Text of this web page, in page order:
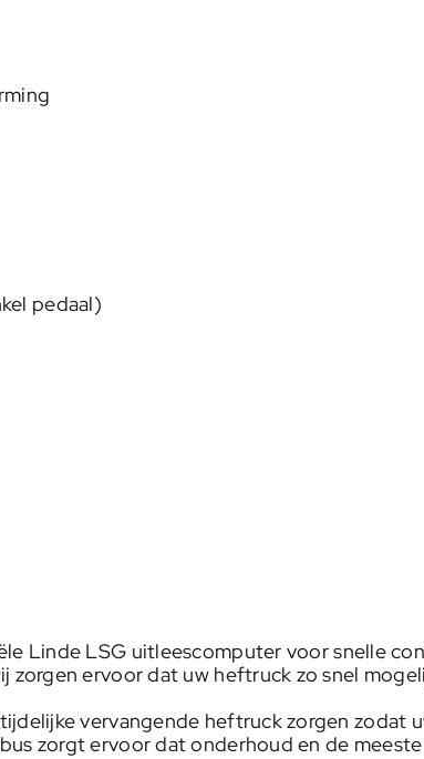
pedaal)
Linde LSG uitleescomputer voor snelle
zorgen ervoor dat uw heftruck zo snel
vervangende heftruck zorgen zodat
zorgt ervoor dat onderhoud en de